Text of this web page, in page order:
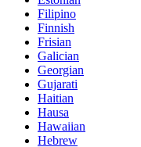
Filipino
Finnish
Frisian
Galician
Georgian
Gujarati
Haitian
Hausa
Hawaiian
Hebrew